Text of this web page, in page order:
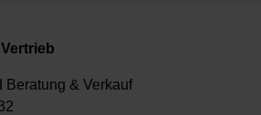
Beratung & Verkauf